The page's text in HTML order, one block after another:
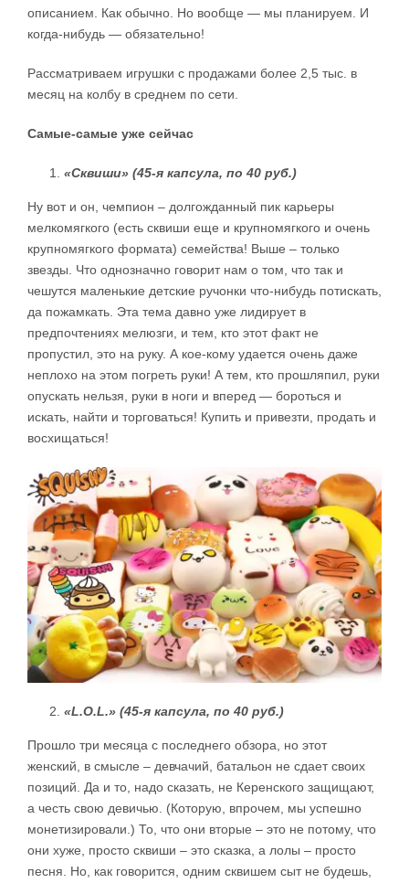
описанием. Как обычно. Но вообще — мы планируем. И
когда-нибудь — обязательно!
Рассматриваем игрушки с продажами более 2,5 тыс. в
месяц на колбу в среднем по сети.
Самые-самые уже сейчас
«Сквиши» (45-я капсула, по 40 руб.)
Ну вот и он, чемпион – долгожданный пик карьеры
мелкомягкого (есть сквиши еще и крупномягкого и очень
крупномягкого формата) семейства! Выше – только
звезды. Что однозначно говорит нам о том, что так и
чешутся маленькие детские ручонки что-нибудь потискать,
да пожамкать. Эта тема давно уже лидирует в
предпочтениях мелюзги, и тем, кто этот факт не
пропустил, это на руку. А кое-кому удается очень даже
неплохо на этом погреть руки! А тем, кто прошляпил, руки
опускать нельзя, руки в ноги и вперед — бороться и
искать, найти и торговаться! Купить и привезти, продать и
восхищаться!
«L.O.L.» (45-я капсула, по 40 руб.)
Прошло три месяца с последнего обзора, но этот
женский, в смысле – девчачий, батальон не сдает своих
позиций. Да и то, надо сказать, не Керенского защищают,
а честь свою девичью. (Которую, впрочем, мы успешно
монетизировали.) То, что они вторые – это не потому, что
они хуже, просто сквиши – это сказка, а лолы – просто
песня. Но, как говорится, одним сквишем сыт не будешь,